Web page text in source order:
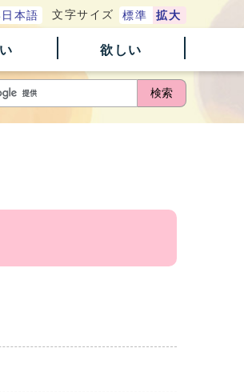
本語 文字サイズ 標準 拡大
欲しい
検索